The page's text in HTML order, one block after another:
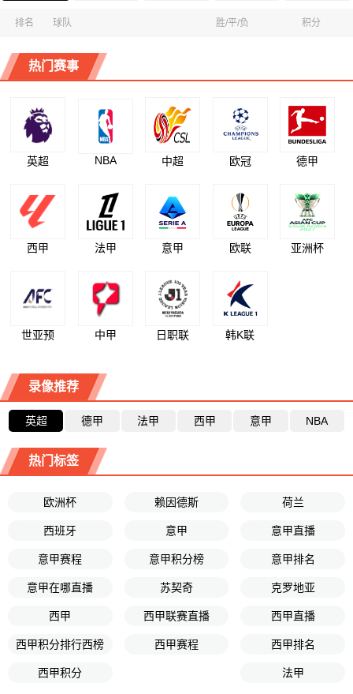
排名 球队 胜/平/负 积分
热门赛事
英超 NBA 中超 欧冠 德甲
西甲 法甲 意甲 欧联 亚洲杯
世亚预 中甲 日职联 韩K联
录像推荐
英超 德甲 法甲 西甲 意甲 NBA
热门标签
欧洲杯 赖因德斯 荷兰
西班牙 意甲 意甲直播
意甲赛程 意甲积分榜 意甲排名
意甲在哪直播 苏契奇 克罗地亚
西甲 西甲联赛直播 西甲直播
西甲积分排行西榜 西甲赛程 西甲排名
西甲积分 法甲